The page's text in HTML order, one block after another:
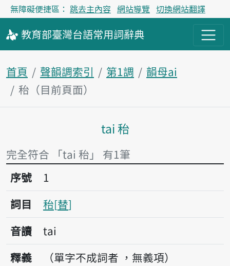
無障礙便捷區： 跳去主內容 網站導覽 切換網站翻譯
教育部臺灣台語常用詞辭典
首頁 聲韻調索引 第1調
韻母ai
秮（目前頁面）
主內容區塊
tai 秮
完全符合 「tai 秮」 有1筆
序號1秮
序號
1
詞目
秮 替
音讀
tai
釋義
（單字不成詞者 ，無義項）